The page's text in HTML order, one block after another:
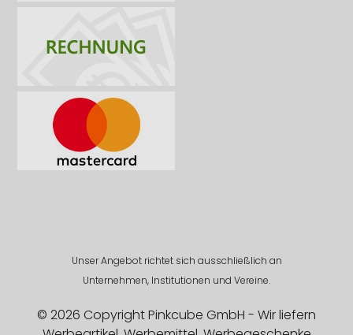
Unser Angebot richtet sich ausschließlich an
Unternehmen, Institutionen und Vereine.
© 2026 Copyright Pinkcube GmbH - Wir liefern